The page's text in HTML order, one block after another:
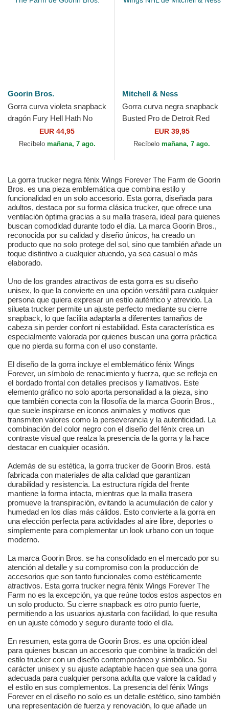
Goorin Bros.
Gorra curva violeta snapback
dragón Fury Hell Hath No
Wings The Farm de Goorin
Bros.
EUR 44,95
Recíbelo mañana, 7 ago.
Mitchell & Ness
Gorra curva negra snapback
Busted Pro de Detroit Red
Wings NHL de Mitchell &
Ness
EUR 39,95
Recíbelo mañana, 7 ago.
La gorra trucker negra fénix Wings Forever The Farm de Goorin
Bros. es una pieza emblemática que combina estilo y
funcionalidad en un solo accesorio. Esta gorra, diseñada para
adultos, destaca por su forma clásica trucker, que ofrece una
ventilación óptima gracias a su malla trasera, ideal para quienes
buscan comodidad durante todo el día. La marca Goorin Bros.,
reconocida por su calidad y diseño únicos, ha creado un
producto que no solo protege del sol, sino que también añade un
toque distintivo a cualquier atuendo, ya sea casual o más
elaborado.
Uno de los grandes atractivos de esta gorra es su diseño
unisex, lo que la convierte en una opción versátil para cualquier
persona que quiera expresar un estilo auténtico y atrevido. La
silueta trucker permite un ajuste perfecto mediante su cierre
snapback, lo que facilita adaptarla a diferentes tamaños de
cabeza sin perder confort ni estabilidad. Esta característica es
especialmente valorada por quienes buscan una gorra práctica
que no pierda su forma con el uso constante.
El diseño de la gorra incluye el emblemático fénix Wings
Forever, un símbolo de renacimiento y fuerza, que se refleja en
el bordado frontal con detalles precisos y llamativos. Este
elemento gráfico no solo aporta personalidad a la pieza, sino
que también conecta con la filosofía de la marca Goorin Bros.,
que suele inspirarse en iconos animales y motivos que
transmiten valores como la perseverancia y la autenticidad. La
combinación del color negro con el diseño del fénix crea un
contraste visual que realza la presencia de la gorra y la hace
destacar en cualquier ocasión.
Además de su estética, la gorra trucker de Goorin Bros. está
fabricada con materiales de alta calidad que garantizan
durabilidad y resistencia. La estructura rígida del frente
mantiene la forma intacta, mientras que la malla trasera
promueve la transpiración, evitando la acumulación de calor y
humedad en los días más cálidos. Esto convierte a la gorra en
una elección perfecta para actividades al aire libre, deportes o
simplemente para complementar un look urbano con un toque
moderno.
La marca Goorin Bros. se ha consolidado en el mercado por su
atención al detalle y su compromiso con la producción de
accesorios que son tanto funcionales como estéticamente
atractivos. Esta gorra trucker negra fénix Wings Forever The
Farm no es la excepción, ya que reúne todos estos aspectos en
un solo producto. Su cierre snapback es otro punto fuerte,
permitiendo a los usuarios ajustarla con facilidad, lo que resulta
en un ajuste cómodo y seguro durante todo el día.
En resumen, esta gorra de Goorin Bros. es una opción ideal
para quienes buscan un accesorio que combine la tradición del
estilo trucker con un diseño contemporáneo y simbólico. Su
carácter unisex y su ajuste adaptable hacen que sea una gorra
adecuada para cualquier persona adulta que valore la calidad y
el estilo en sus complementos. La presencia del fénix Wings
Forever en el diseño no solo es un detalle estético, sino también
una representación de fuerza y renovación, lo que añade un